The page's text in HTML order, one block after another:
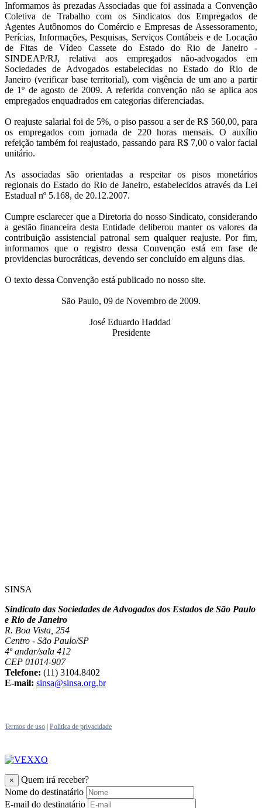
Informamos às prezadas Associadas que foi assinada a Convenção
Coletiva de Trabalho com os Sindicatos dos Empregados de
Agentes Autônomos do Comércio e Empresas de Assessoramento,
Perícias, Informações, Pesquisas, Serviços Contábeis e de Locação
de Fitas de Vídeo Cassete do Estado do Rio de Janeiro -
SINDEAP/RJ, relativa aos empregados não-advogados em
Sociedades de Advogados estabelecidas no Estado do Rio de
Janeiro (verificar base territorial), com vigência de um ano a partir
de 1º de agosto de 2009. A referida convenção não se aplica aos
empregados enquadrados em categorias diferenciadas.
O reajuste salarial foi de 5%, o piso passou a ser de R$ 560,00, para
os empregados com jornada de 220 horas mensais. O auxílio
refeição também foi reajustado, passando para R$ 7,00 o valor facial
unitário.
As associadas são orientadas a respeitar os pisos monetários
regionais do Estado do Rio de Janeiro, estabelecidos através da Lei
Estadual nº 5.168, de 20.12.2007.
Cumpre esclarecer que a Diretoria do nosso Sindicato, considerando
a gestão financeira desta Entidade deliberou manter os valores da
contribuição assistencial patronal sem qualquer reajuste. Por fim,
informamos que o registro dessa Convenção está em fase de
providencias burocráticas, devendo ser concluído em alguns dias.
O texto dessa Convenção está publicado no nosso site.
São Paulo, 09 de Novembro de 2009.
José Eduardo Haddad
Presidente
SINSA
Sindicato das Sociedades de Advogados dos Estados de São Paulo
e Rio de Janeiro
R. Boa Vista, 254
Centro - São Paulo/SP
4º andar/sala 412
CEP 01014-907
Telefone: (11) 3104.8402
E-mail: sinsa@sinsa.org.br
Termos de uso Política de privacidade
×
Quem irá receber?
Nome do destinatário
E-mail do destinatário